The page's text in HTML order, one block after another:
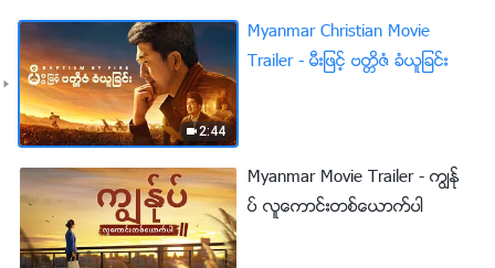
2:44
Myanmar Christian Movie
Trailer - မီးျဖင့္ ဗတၱိဇံ ခံယူျခင္း
Myanmar Movie Trailer - ကြၽန္ု
ပ္ လူေကာင္းတစ္ေယာက္ပါ